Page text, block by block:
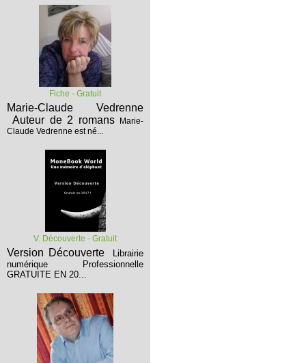
Fiche - Gratuit
Marie-Claude Vedrenne
Auteur de 2 romans
Marie-
Claude Vedrenne est né...
V. Découverte - Gratuit
Version Découverte
Librairie
numérique Professionnelle
GRATUITE EN 20...